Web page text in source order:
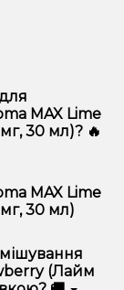
MAX Lime
30 мл)? 🔥
Aroma MAX
30 мл)
MAX Lime
30 мл)
швидку
та знижки
(Лайм